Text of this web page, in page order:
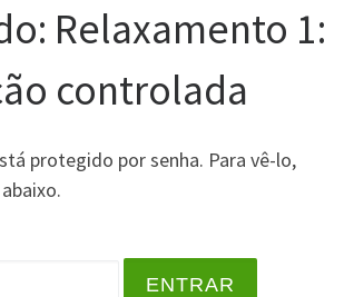
Relaxamento 1:
controlada
protegido por senha. Para vê-lo,